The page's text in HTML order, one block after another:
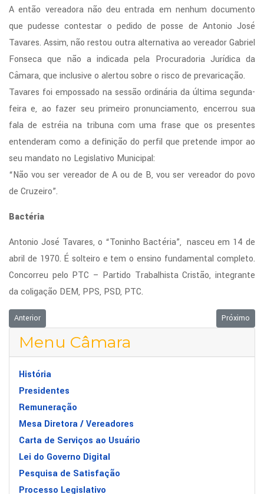
A então vereadora não deu entrada em nenhum documento
que pudesse contestar o pedido de posse de Antonio José
Tavares. Assim, não restou outra alternativa ao vereador Gabriel
Fonseca que não a indicada pela Procuradoria Jurídica da
Câmara, que inclusive o alertou sobre o risco de prevaricação.
Tavares foi empossado na sessão ordinária da última segunda-
feira e, ao fazer seu primeiro pronunciamento, encerrou sua
fala de estréia na tribuna com uma frase que os presentes
entenderam como a definição do perfil que pretende impor ao
seu mandato no Legislativo Municipal:
“Não vou ser vereador de A ou de B, vou ser vereador do povo
de Cruzeiro”.
Bactéria
Antonio José Tavares, o “Toninho Bactéria”, nasceu em 14 de
abril de 1970. É solteiro e tem o ensino fundamental completo.
Concorreu pelo PTC – Partido Trabalhista Cristão, integrante
da coligação DEM, PPS, PSD, PTC.
Artigo anterior: OBRAS DE REFORMA LEVAM SESSÃO DA CÂMARA PARA
Anterior Próximo
Próximo
Menu Câmara
História
Presidentes
Remuneração
Mesa Diretora / Vereadores
Carta de Serviços ao Usuário
Lei do Governo Digital
Pesquisa de Satisfação
Processo Legislativo